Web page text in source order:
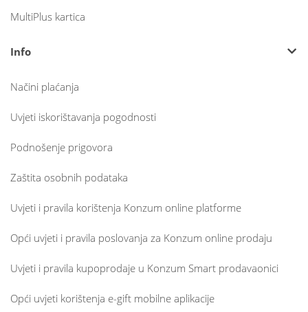
MultiPlus kartica
Info
Načini plaćanja
Uvjeti iskorištavanja pogodnosti
Podnošenje prigovora
Zaštita osobnih podataka
Uvjeti i pravila korištenja Konzum online platforme
Opći uvjeti i pravila poslovanja za Konzum online prodaju
Uvjeti i pravila kupoprodaje u Konzum Smart prodavaonici
Opći uvjeti korištenja e-gift mobilne aplikacije